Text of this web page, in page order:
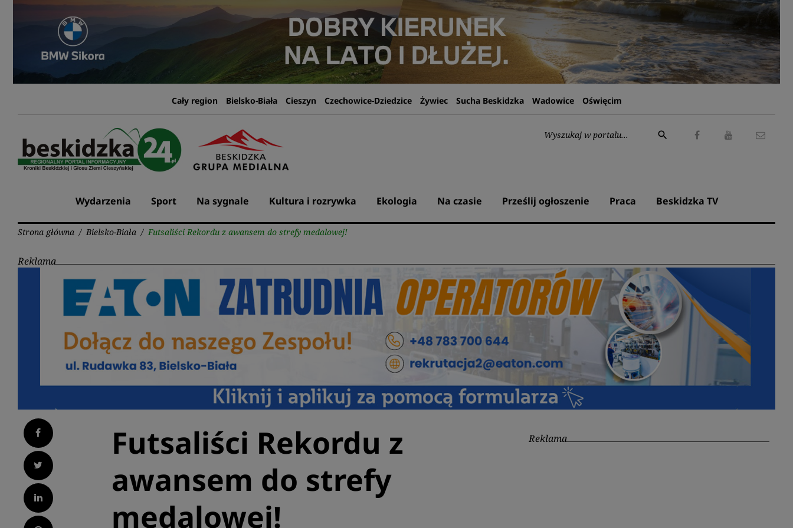
Przejdź
Cały region Bielsko-Biała Cieszyn Czechowice-Dziedzice Żywiec Sucha Beskidzka Wadowice Oświęcim
Wyszukaj:
search
Wydarzenia Sport Na sygnale Kultura i rozrywka Ekologia Na czasie Prześlij ogłoszenie Praca Beskidzka TV
Strona główna / Bielsko-Biała / Futsaliści Rekordu z awansem do strefy medalowej!
Reklama
Facebook
Twitter
LinkedIn
Futsaliści Rekordu z
awansem do strefy
medalowej!
Reklama